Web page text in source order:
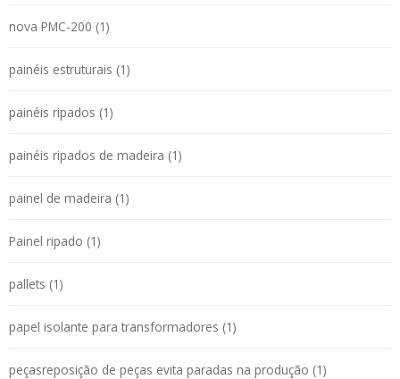
nova PMC-200 (1)
painéis estruturais (1)
painéis ripados (1)
painéis ripados de madeira (1)
painel de madeira (1)
Painel ripado (1)
pallets (1)
papel isolante para transformadores (1)
peçasreposição de peças evita paradas na produção (1)